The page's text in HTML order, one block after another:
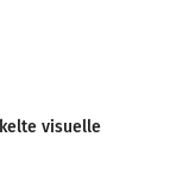
visuelle